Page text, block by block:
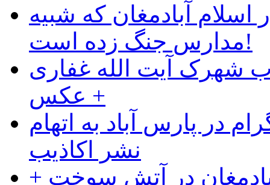
آبادمغان که شبیه
مدارس جنگ زده است!
شهرک آیت الله غفاری
+ عکس
در پارس آباد به اتهام
نشر اکاذیب
در آتش سوخت +